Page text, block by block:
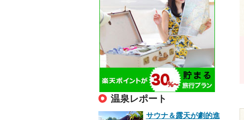
温泉レポート
サウナ＆露天が劇的進